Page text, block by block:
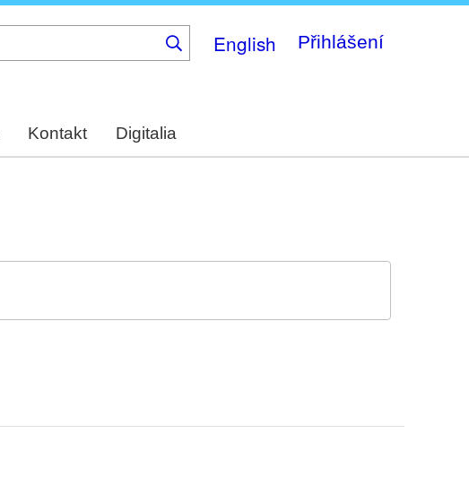
English Přihlášení
Kontakt Digitalia